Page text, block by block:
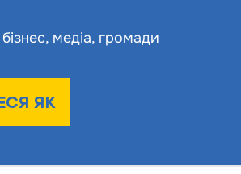
медіа, громади
ЯК